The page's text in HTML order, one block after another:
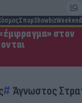
ΣπορShowbizWeekend
στον
Άγνωστος